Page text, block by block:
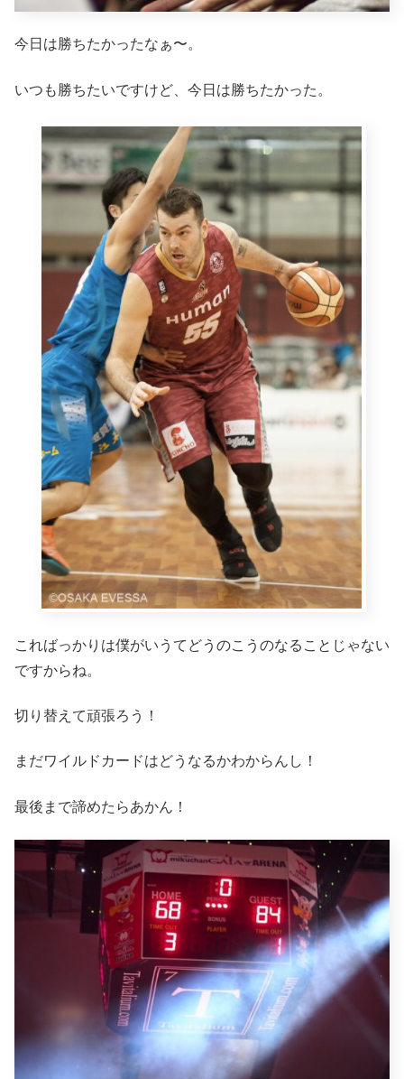
今日は勝ちたかったなぁ〜。
いつも勝ちたいですけど、今日は勝ちたかった。
こればっかりは僕がいうてどうのこうのなることじゃない
ですからね。
切り替えて頑張ろう！
まだワイルドカードはどうなるかわからんし！
最後まで諦めたらあかん！